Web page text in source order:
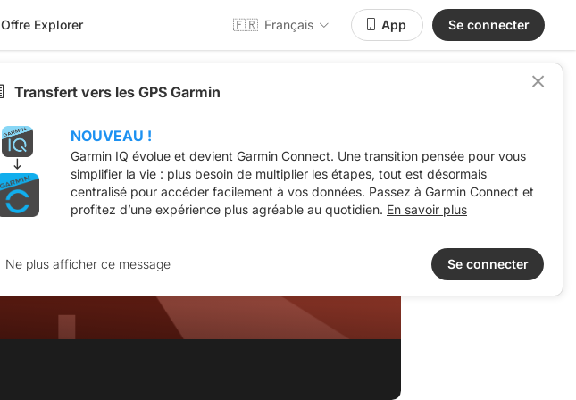
Offre Explorer 🇫🇷 Français App Se connecter
Transfert vers les GPS Garmin
NOUVEAU !
Garmin IQ évolue et devient Garmin Connect. Une transition pensée pour vous
simplifier la vie : plus besoin de multiplier les étapes, tout est désormais
centralisé pour accéder facilement à vos données. Passez à Garmin Connect et
profitez d’une expérience plus agréable au quotidien. En savoir plus
Ne plus afficher ce message Se connecter